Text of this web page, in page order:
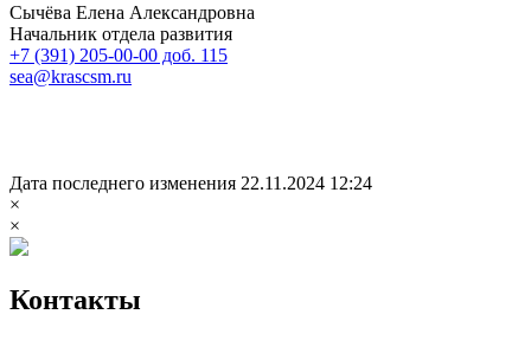
Сычёва Елена Александровна
Начальник отдела развития
+7 (391) 205-00-00 доб. 115
sea@krascsm.ru
Дата последнего изменения 22.11.2024 12:24
×
×
Контакты